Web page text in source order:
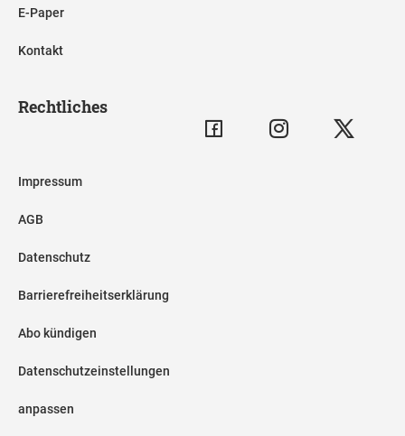
E-Paper
Kontakt
Rechtliches
Impressum
AGB
Datenschutz
Barrierefreiheitserklärung
Abo kündigen
Datenschutzeinstellungen
anpassen